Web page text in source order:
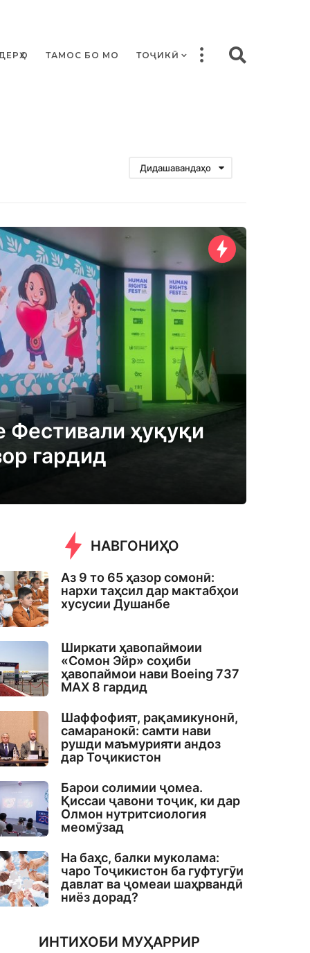
ТАМОС БО МО ТОҶИКӢ
Дидашавандаҳо
ҳуқуқи
гардид
НАВГОНИҲО
Аз 9 то 65 ҳазор сомонӣ:
нархи таҳсил дар мактабҳои
хусусии Душанбе
Ширкати ҳавопаймоии
«Сомон Эйр» соҳиби
ҳавопаймои нави Boeing 737
MAX 8 гардид
Шаффофият, рақамикунонӣ,
самаранокӣ: самти нави
рушди маъмурияти андоз
дар Тоҷикистон
Барои солимии ҷомеа.
Қиссаи ҷавони тоҷик, ки дар
Олмон нутритсиология
меомӯзад
На баҳс, балки муколама:
чаро Тоҷикистон ба гуфтугӯи
давлат ва ҷомеаи шаҳрвандӣ
ниёз дорад?
ИНТИХОБИ МУҲАРРИР